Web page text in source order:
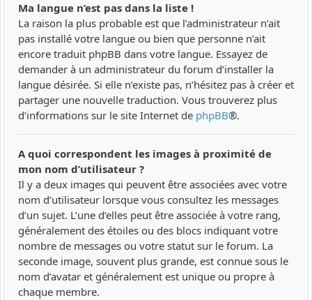
Ma langue n’est pas dans la liste !
La raison la plus probable est que l’administrateur n’ait
pas installé votre langue ou bien que personne n’ait
encore traduit phpBB dans votre langue. Essayez de
demander à un administrateur du forum d’installer la
langue désirée. Si elle n’existe pas, n’hésitez pas à créer et
partager une nouvelle traduction. Vous trouverez plus
d’informations sur le site Internet de phpBB®.
A quoi correspondent les images à proximité de
mon nom d’utilisateur ?
Il y a deux images qui peuvent être associées avec votre
nom d’utilisateur lorsque vous consultez les messages
d’un sujet. L’une d’elles peut être associée à votre rang,
généralement des étoiles ou des blocs indiquant votre
nombre de messages ou votre statut sur le forum. La
seconde image, souvent plus grande, est connue sous le
nom d’avatar et généralement est unique ou propre à
chaque membre.